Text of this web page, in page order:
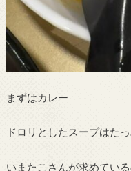
まずはカレー
ドロリとしたスープはた
いまたこさんが求めてい